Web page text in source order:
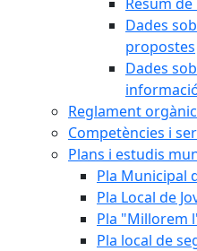
Dades
propostes
Dades
Reglament
Competències i
Plans i estudis
Pla Municipal
Pla Local de
Pla "Millorem
Pla local de